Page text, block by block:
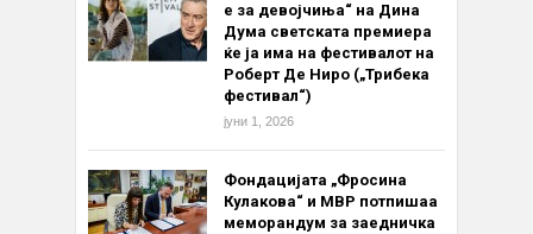
е за девојчиња“ на Дина
Дума светската премиера
ќе ја има на фестивалот на
Роберт Де Ниро („Трибека
фестивал“)
јуни 1, 2026
Фондацијата „Фросина
Кулакова“ и МВР потпишаа
меморандум за заедничка